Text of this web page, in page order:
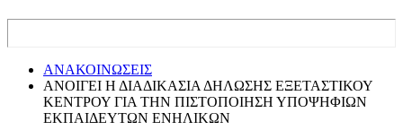
ΑΝΑΚΟΙΝΩΣΕΙΣ
ΑΝΟΙΓΕΙ Η ΔΙΑΔΙΚΑΣΙΑ ΔΗΛΩΣΗΣ ΕΞΕΤΑΣΤΙΚΟΥ
ΚΕΝΤΡΟΥ ΓΙΑ ΤΗΝ ΠΙΣΤΟΠΟΙΗΣΗ ΥΠΟΨΗΦΙΩΝ
ΕΚΠΑΙΔΕΥΤΩΝ ΕΝΗΛΙΚΩΝ